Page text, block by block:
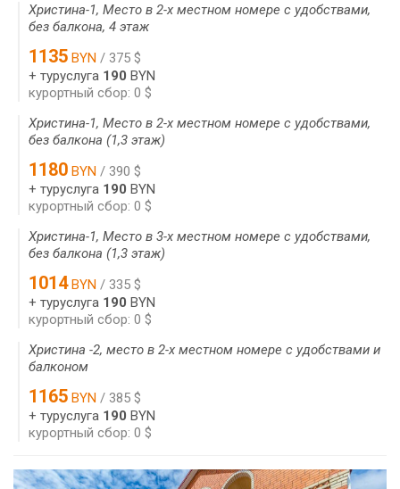
Христина-1, Место в 2-х местном номере с удобствами,
без балкона, 4 этаж
1135 BYN / 375 $
+ туруслуга 190 BYN
курортный сбор: 0 $
Христина-1, Место в 2-х местном номере с удобствами,
без балкона (1,3 этаж)
1180 BYN / 390 $
+ туруслуга 190 BYN
курортный сбор: 0 $
Христина-1, Место в 3-х местном номере с удобствами,
без балкона (1,3 этаж)
1014BYN / 335 $
+ туруслуга 190 BYN
курортный сбор: 0 $
Христина -2, место в 2-х местном номере с удобствами и
балконом
1165 BYN / 385 $
+ туруслуга 190 BYN
курортный сбор: 0 $